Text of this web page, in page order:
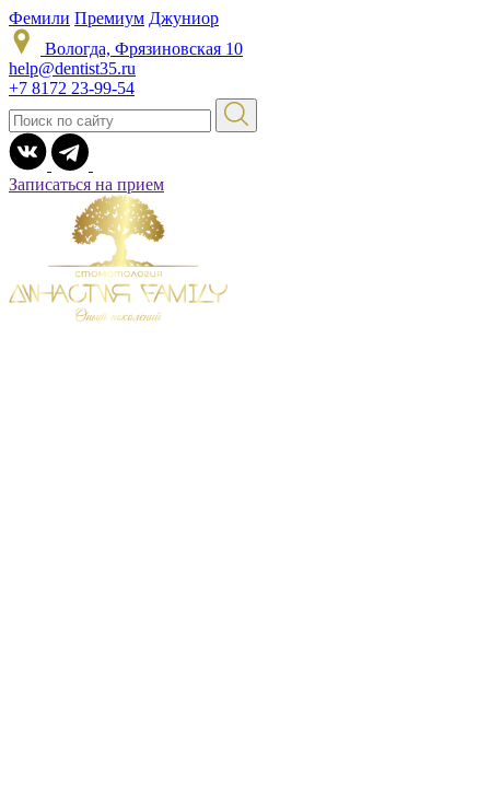
Фемили Премиум Джуниор
Вологда, Фрязиновская 10
help@dentist35.ru
+7 8172 23-99-54
Записаться на прием